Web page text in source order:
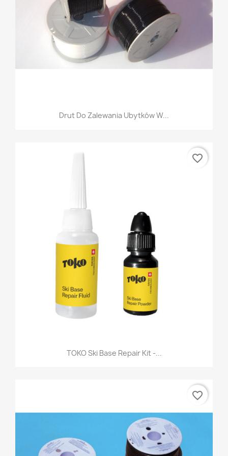
Drut Do Zalewania Ubytków W...
TOKO Ski Base Repair Kit -...
favorite_border
favorite_border